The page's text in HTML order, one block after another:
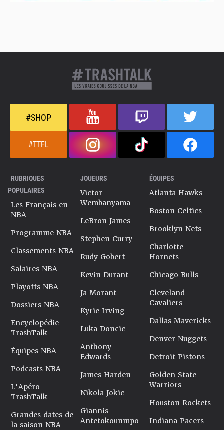
#SHOP
#TTFL
RUBRIQUES
POPULAIRES
Les Français en
NBA
Programme NBA
Classements NBA
Salaires NBA
Playoffs NBA
Dossiers NBA
Encyclopédie
TrashTalk
Équipes NBA
Podcasts NBA
L'Apéro
TrashTalk
Grandes dates de
la saison NBA
JOUEURS
Victor
Wembanyama
LeBron James
Stephen Curry
Rudy Gobert
Kevin Durant
Ja Morant
Kyrie Irving
Luka Doncic
Anthony
Edwards
James Harden
Nikola Jokic
Giannis
Antetokounmpo
ÉQUIPES
Atlanta Hawks
Boston Celtics
Brooklyn Nets
Charlotte
Hornets
Chicago Bulls
Cleveland
Cavaliers
Dallas Mavericks
Denver Nuggets
Detroit Pistons
Golden State
Warriors
Houston Rockets
Indiana Pacers